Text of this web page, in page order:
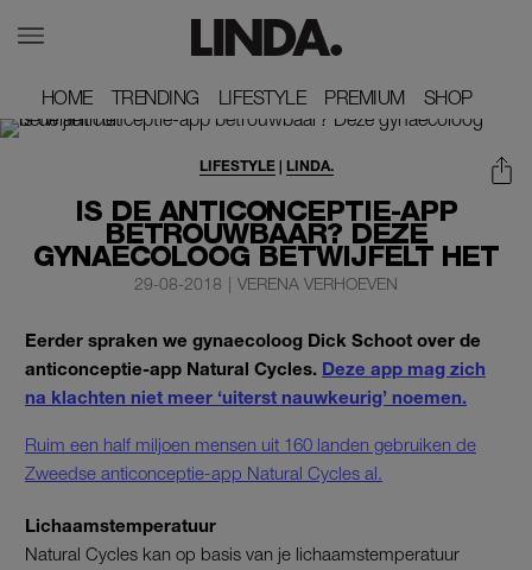
HOME
HOME TRENDING
TRENDING LIFESTYLE
LIFESTYLE PREMIUM
PREMIUM SHOP
SHOP
IS DE ANTICONCEPTIE-APP
BETROUWBAAR? DEZE
GYNAECOLOOG BETWIJFELT HET
LIFESTYLE| LINDA.
29-08-2018 | VERENA VERHOEVEN
Eerder spraken we gynaecoloog Dick Schoot over de
anticonceptie-app Natural Cycles. Deze app mag zich
na klachten niet meer ‘uiterst nauwkeurig’ noemen.
Ruim een half miljoen mensen uit 160 landen gebruiken de
Zweedse anticonceptie-app Natural Cycles al.
Lichaamstemperatuur
Natural Cycles kan op basis van je lichaamstemperatuur